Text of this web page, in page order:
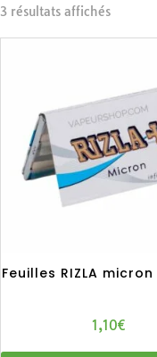
3 résultats affichésTrié
ancien
Feuilles RIZLA
1,10€